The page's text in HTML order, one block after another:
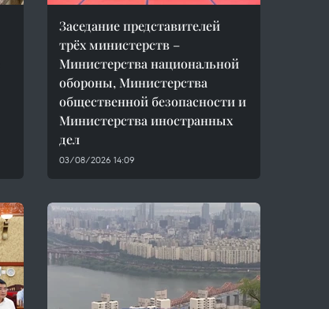
Заседание представителей
трёх министерств –
Министерства национальной
обороны, Министерства
общественной безопасности и
Министерства иностранных
дел
03/08/2026 14:09